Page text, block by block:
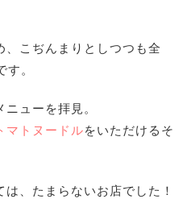
、こぢんまりとしつつも全
。
ューを拝見。
マトヌードルをいただけるそ
、たまらないお店でした！